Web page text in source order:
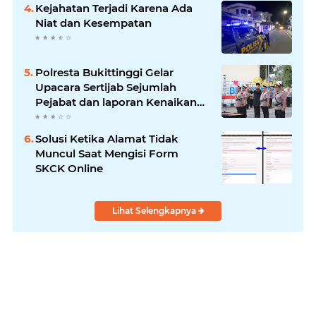
Kejahatan Terjadi Karena Ada
Niat dan Kesempatan
Polresta Bukittinggi Gelar
Upacara Sertijab Sejumlah
Pejabat dan laporan Kenaikan
Pangkat Pengabdian
Solusi Ketika Alamat Tidak
Muncul Saat Mengisi Form
SKCK Online
Lihat Selengkapnya